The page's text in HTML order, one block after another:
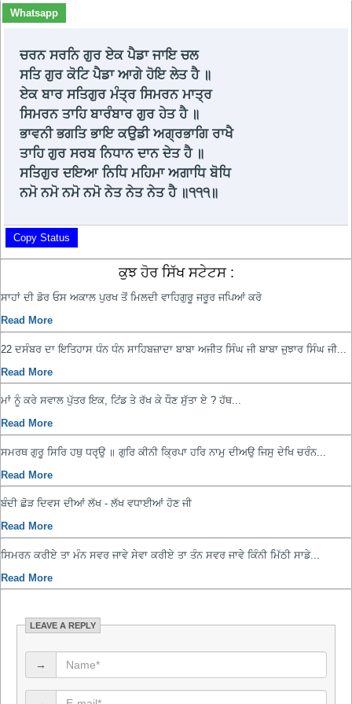
Whatsapp
ਚਰਨ ਸਰਨਿ ਗੁਰ ਏਕ ਪੈਡਾ ਜਾਇ ਚਲ
ਸਤਿ ਗੁਰ ਕੋਟਿ ਪੈਡਾ ਆਗੇ ਹੋਇ ਲੇਤ ਹੈ ॥
ਏਕ ਬਾਰ ਸਤਿਗੁਰ ਮੰਤ੍ਰ ਸਿਮਰਨ ਮਾਤ੍ਰ
ਸਿਮਰਨ ਤਾਹਿ ਬਾਰੰਬਾਰ ਗੁਰ ਹੇਤ ਹੈ ॥
ਭਾਵਨੀ ਭਗਤਿ ਭਾਇ ਕਉਡੀ ਅਗ੍ਰਭਾਗਿ ਰਾਖੈ
ਤਾਹਿ ਗੁਰ ਸਰਬ ਨਿਧਾਨ ਦਾਨ ਦੇਤ ਹੈ ॥
ਸਤਿਗੁਰ ਦਇਆ ਨਿਧਿ ਮਹਿਮਾ ਅਗਾਧਿ ਬੋਧਿ
ਨਮੋ ਨਮੋ ਨਮੋ ਨਮੋ ਨੇਤ ਨੇਤ ਨੇਤ ਹੈ ॥੧੧੧॥
Copy Status
ਕੁਝ ਹੋਰ ਸਿੱਖ ਸਟੇਟਸ :
ਸਾਹਾਂ ਦੀ ਡੋਰ ਓਸ ਅਕਾਲ ਪੁਰਖ ਤੋਂ ਮਿਲਦੀ ਵਾਹਿਗੁਰੂ ਜਰੂਰ ਜਪਿਆਂ ਕਰੋ
Read More
22 ਦਸੰਬਰ ਦਾ ਇਤਿਹਾਸ ਧੰਨ ਧੰਨ ਸਾਹਿਬਜ਼ਾਦਾ ਬਾਬਾ ਅਜੀਤ ਸਿੰਘ ਜੀ ਬਾਬਾ ਜੁਝਾਰ ਸਿੰਘ ਜੀ...
Read More
ਮਾਂ ਨੂੰ ਕਰੇ ਸਵਾਲ ਪੁੱਤਰ ਇਕ, ਟਿਂਡ ਤੇ ਰੱਖ ਕੇ ਧੌਣ ਸੁੱਤਾ ਏ ? ਹੱਥ...
Read More
ਸਮਰਥ ਗੁਰੂ ਸਿਰਿ ਹਥੁ ਧਰੵਉ ॥ ਗੁਰਿ ਕੀਨੀ ਕ੍ਰਿਪਾ ਹਰਿ ਨਾਮੁ ਦੀਅਉ ਜਿਸੁ ਦੇਖਿ ਚਰੰਨ...
Read More
ਬੰਦੀ ਛੋੜ ਦਿਵਸ ਦੀਆਂ ਲੱਖ - ਲੱਖ ਵਧਾਈਆਂ ਹੋਣ ਜੀ
Read More
ਸਿਮਰਨ ਕਰੀਏ ਤਾ ਮੰਨ ਸਵਰ ਜਾਵੇ ਸੇਵਾ ਕਰੀਏ ਤਾ ਤੰਨ ਸਵਰ ਜਾਵੇ ਕਿੰਨੀ ਮਿੱਠੀ ਸਾਡੇ...
Read More
LEAVE A REPLY
→